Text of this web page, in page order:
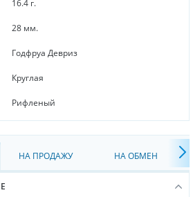
16.4 г.
28 мм.
Годфруа Девриз
Круглая
Рифленый
НА ПРОДАЖУ НА ОБМЕН